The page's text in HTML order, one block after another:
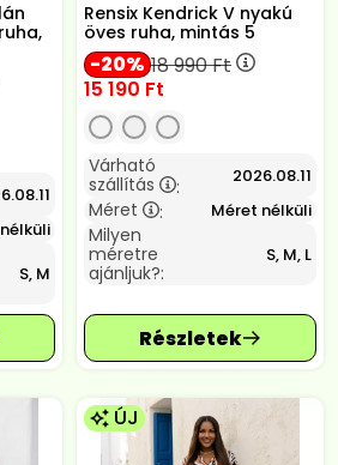
S, M
Rensix Kendrick V nyakú
öves ruha, mintás 5
20 18 990Ft
15 190 Ft
Várható
szállítás
: 2026.08.11
Méret : Méret nélküli
Milyen
méretre
ajánljuk?:
S, M, L
ÚJ